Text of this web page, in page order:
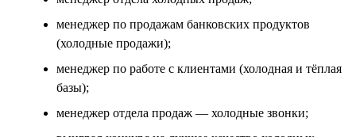
менеджер по продажам банковских продуктов
(холодные продажи);
менеджер по работе с клиентами (холодная и тёплая
базы);
менеджер отдела продаж — холодные звонки;